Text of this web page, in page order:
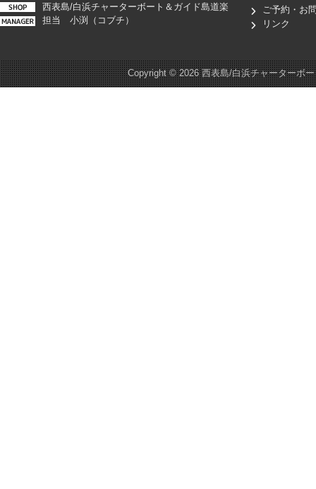
西表島/白浜チャーターボート＆ガイド島道楽
担当 小渕（コブチ）
ご予約・お
リンク
Copyright ©2026 西表島/白浜チャーターボ